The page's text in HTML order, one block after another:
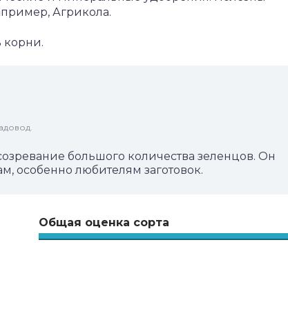
Агрикола.
корни.
большого количества зеленцов. Он
особенно любителям заготовок.
Общая оценка сорта